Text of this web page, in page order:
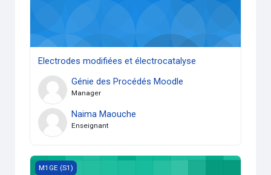
Electrodes modifiées et électrocatalyse
Génie des Procédés Moodle
Manager
Naima Maouche
Enseignant
électrochimie organique
M1GE (S1)